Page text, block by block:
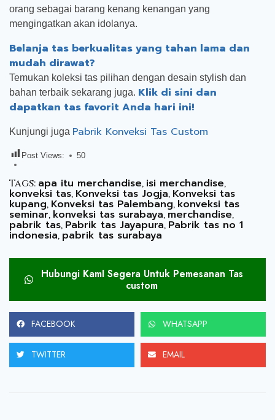
orang sebagai barang kenang kenangan yang
mengingatkan akan idolanya.
Belanja tas berkualitas yang tahan lama dan
mudah dirawat?
Temukan koleksi tas pilihan dengan desain stylish dan
bahan terbaik sekarang juga. Klik di sini dan
dapatkan tas favorit Anda hari ini!
Kunjungi juga Pabrik Konveksi Tas Custom
Post Views: 50
Tags: apa itu merchandise, isi merchandise,
konveksi tas, Konveksi tas Jogja, Konveksi tas
kupang, Konveksi tas Palembang, konveksi tas
seminar, konveksi tas surabaya,merchandise,
pabrik tas, Pabrik tas Jayapura, Pabrik tas no 1
indonesia, pabrik tas surabaya
Hubungi KamI Segera Untuk Pemesanan Tas
custom
FACEBOOK WHATSAPP
TWITTER EMAIL